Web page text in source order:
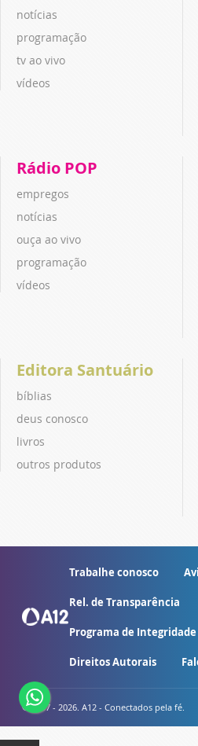
notícias
programação
tv ao vivo
vídeos
Rádio POP
empregos
notícias
ouça ao vivo
programação
vídeos
Editora Santuário
bíblias
deus conosco
livros
outros produtos
Trabalhe conosco
Rel. de Transparência
Programa de Integridade
Direitos Autorais
© 2007 - 2026. A12 - Conectados pela fé.